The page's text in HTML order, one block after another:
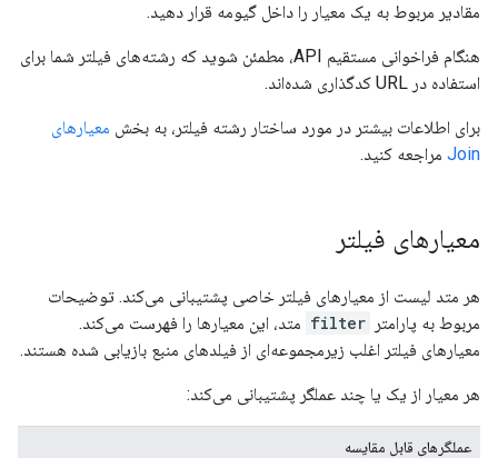
مقادیر مربوط به یک معیار را داخل گیومه قرار دهید.
هنگام فراخوانی مستقیم API، مطمئن شوید که رشته‌های فیلتر شما برای
استفاده در URL کدگذاری شده‌اند.
برای اطلاعات بیشتر در مورد ساختار رشته فیلتر، به بخش معیارهای
Join مراجعه کنید.
معیارهای فیلتر
هر متد لیست از معیارهای فیلتر خاصی پشتیبانی می‌کند. توضیحات
مربوط به پارامتر filter متد، این معیارها را فهرست می‌کند.
معیارهای فیلتر اغلب زیرمجموعه‌ای از فیلدهای منبع بازیابی شده هستند.
هر معیار از یک یا چند عملگر پشتیبانی می‌کند:
عملگرهای قابل مقایسه